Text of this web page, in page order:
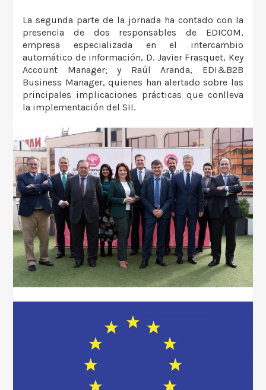
La segunda parte de la jornada ha contado con la
presencia de dos responsables de EDICOM,
empresa especializada en el intercambio
automático de información, D. Javier Frasquet, Key
Account Manager; y Raúl Aranda, EDI&B2B
Business Manager, quienes han alertado sobre las
principales implicaciones prácticas que conlleva
la implementación del SII.